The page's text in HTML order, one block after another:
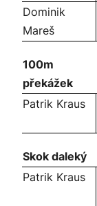
Dominik
Mareš
100m
překážek
Patrik Kraus
Skok daleký
Patrik Kraus